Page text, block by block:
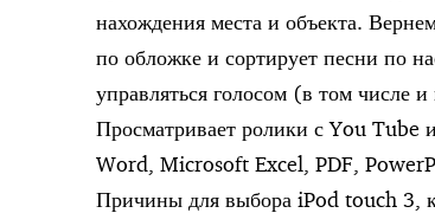
нахождения места и объекта.
по обложке и сортирует песни по
управляться голосом (в том числе
Просматривает ролики с You
Word, Microsoft Excel, PDF,
Причины для выбора iPod touch 3,